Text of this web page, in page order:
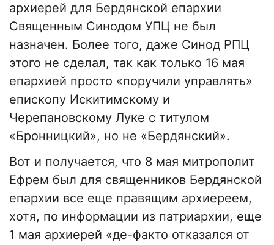
архиерей для Бердянской епархии
Священным Синодом УПЦ не был
назначен. Более того, даже Синод РПЦ
этого не сделал, так как только 16 мая
епархией просто «поручили управлять»
епископу Искитимскому и
Черепановскому Луке с титулом
«Бронницкий», но не «Бердянский».
Вот и получается, что 8 мая митрополит
Ефрем был для священников Бердянской
епархии все еще правящим архиереем,
хотя, по информации из патриархии, еще
1 мая архиерей «де-факто отказался от